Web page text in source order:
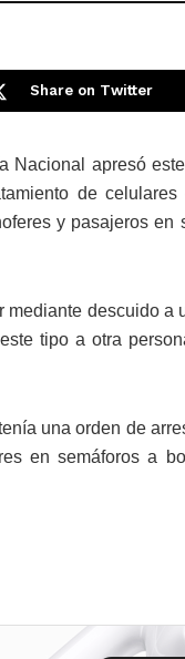
Share on Twitter
Nacional apresó
de
y pasajeros en
descuido a
tipo a otra
una orden de
en semáforos a